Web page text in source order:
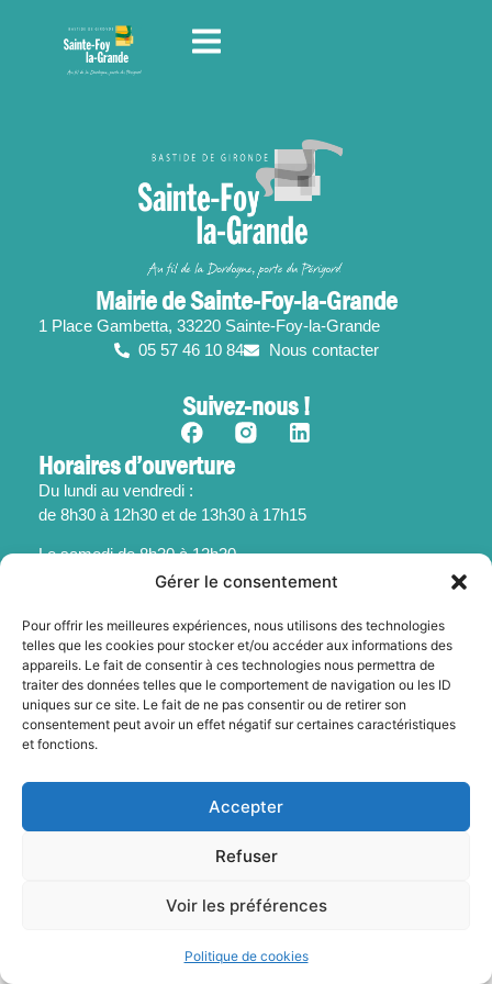
Gérer le consentement
Pour offrir les meilleures expériences, nous utilisons des technologies
telles que les cookies pour stocker et/ou accéder aux informations des
appareils. Le fait de consentir à ces technologies nous permettra de
traiter des données telles que le comportement de navigation ou les ID
uniques sur ce site. Le fait de ne pas consentir ou de retirer son
consentement peut avoir un effet négatif sur certaines caractéristiques
et fonctions.
Accepter
Refuser
Voir les préférences
Politique de cookies
principal
Mairie de Sainte-Foy-la-Grande
1 Place Gambetta, 33220 Sainte-Foy-la-Grande
05 57 46 10 84
Nous contacter
Suivez-nous !
Horaires d’ouverture
Du lundi au vendredi :
de 8h30 à 12h30 et de 13h30 à 17h15
Le samedi de 8h30 à 12h30
Mentions légales
Politique des cookies
Accessibilité
© 2025 - Sainte-Foy-La-Grande - Propulsé par Utopia